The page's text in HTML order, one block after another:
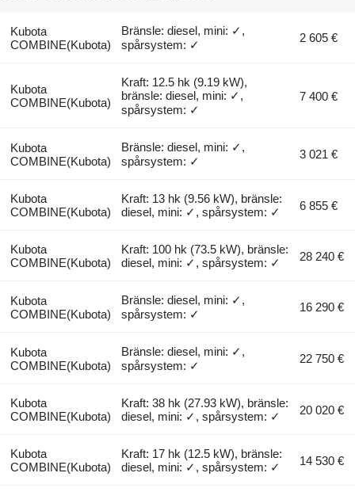
Kubota
COMBINE(Kubota)
Bränsle: diesel, mini: ✓,
spårsystem: ✓
2 605 €
Kubota
COMBINE(Kubota)
Kraft: 12.5 hk (9.19 kW),
bränsle: diesel, mini: ✓,
spårsystem: ✓
7 400 €
Kubota
COMBINE(Kubota)
Bränsle: diesel, mini: ✓,
spårsystem: ✓
3 021 €
Kubota
COMBINE(Kubota)
Kraft: 13 hk (9.56 kW), bränsle:
diesel, mini: ✓, spårsystem: ✓
6 855 €
Kubota
COMBINE(Kubota)
Kraft: 100 hk (73.5 kW), bränsle:
diesel, mini: ✓, spårsystem: ✓
28 240 €
Kubota
COMBINE(Kubota)
Bränsle: diesel, mini: ✓,
spårsystem: ✓
16 290 €
Kubota
COMBINE(Kubota)
Bränsle: diesel, mini: ✓,
spårsystem: ✓
22 750 €
Kubota
COMBINE(Kubota)
Kraft: 38 hk (27.93 kW), bränsle:
diesel, mini: ✓, spårsystem: ✓
20 020 €
Kubota
COMBINE(Kubota)
Kraft: 17 hk (12.5 kW), bränsle:
diesel, mini: ✓, spårsystem: ✓
14 530 €